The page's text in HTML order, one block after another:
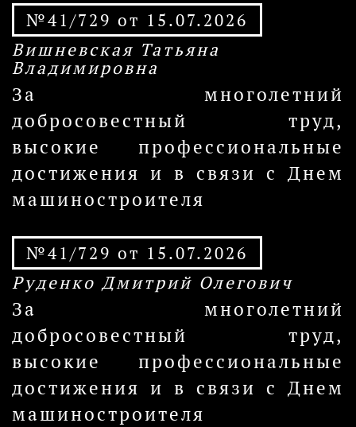
№41/729 от 15.07.2026
Вишневская Татьяна
Владимировна
За многолетний
добросовестный труд,
высокие профессиональные
достижения и в связи с Днем
машиностроителя
№41/729 от 15.07.2026
Руденко Дмитрий Олегович
За многолетний
добросовестный труд,
высокие профессиональные
достижения и в связи с Днем
машиностроителя